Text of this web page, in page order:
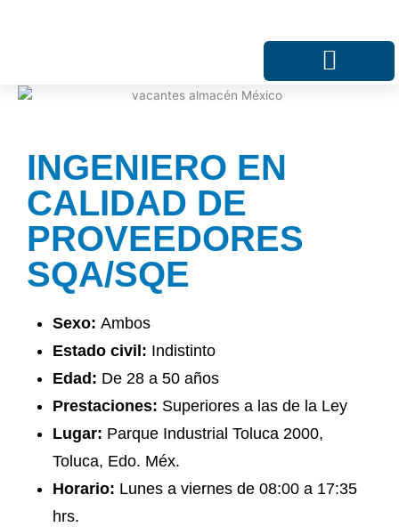
INGENIERO EN
CALIDAD DE
PROVEEDORES
SQA/SQE
Sexo: Ambos
Estado civil: Indistinto
Edad: De 28 a 50 años
Prestaciones: Superiores a las de la Ley
Lugar: Parque Industrial Toluca 2000,
Toluca, Edo. Méx.
Horario: Lunes a viernes de 08:00 a 17:35
hrs.